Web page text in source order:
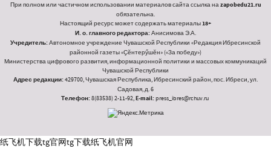
При полном или частичном использовании материалов сайта ссылка наzapobedu21.ru
обязательна.
Настоящий ресурс может содержать материалы18+
И. о. главного редактора:Анисимова Э.А.
Учредитель:Автономное учреждение Чувашской Республики «Редакция Ибресинской
районной газеты «Ҫӗнтерӳшӗн» («За победу»)
Министерства цифрового развития, информационной политики и массовых коммуникаций
Чувашской Республики
Адрес редакции:429700, Чувашская Республика, Ибресинский район, пос. Ибреси, ул.
Садовая, д. 6
Телефон:8(83538) 2-11-92,E-mail:press_ibres@rchuv.ru
纸飞机下载tg官网tg下载纸飞机官网